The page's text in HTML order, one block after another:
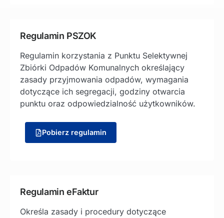
Regulamin PSZOK
Regulamin korzystania z Punktu Selektywnej
Zbiórki Odpadów Komunalnych określający
zasady przyjmowania odpadów, wymagania
dotyczące ich segregacji, godziny otwarcia
punktu oraz odpowiedzialność użytkowników.
Pobierz regulamin
Regulamin eFaktur
Określa zasady i procedury dotyczące